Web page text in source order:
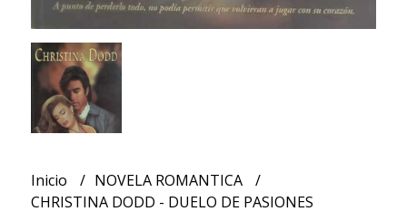
Inicio
NOVELA ROMANTICA
CHRISTINA DODD - DUELO DE PASIONES